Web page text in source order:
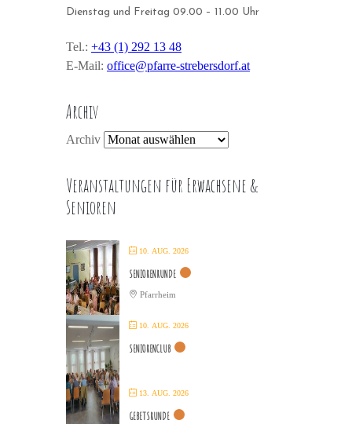
Dienstag und Freitag 09.00 – 11.00 Uhr
Tel.: +43 (1) 292 13 48
E-Mail: office@pfarre-strebersdorf.at
Archiv
Archiv
Veranstaltungen für Erwachsene &
Senioren
10. AUG. 2026
SENIORENRUNDE
Pfarrheim
10. AUG. 2026
SENIORENCLUB
13. AUG. 2026
GEBETSRUNDE